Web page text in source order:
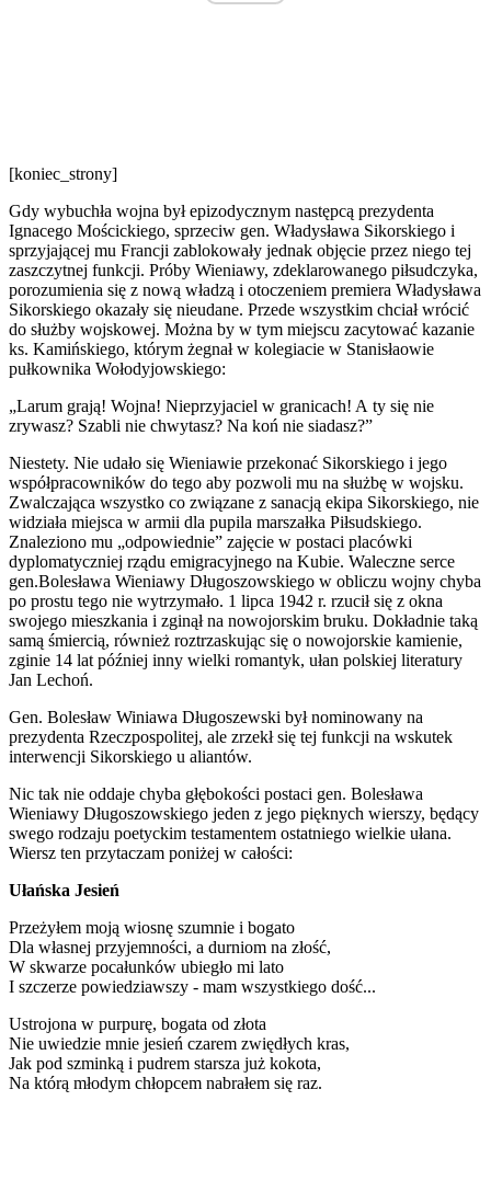
[koniec_strony]
Gdy wybuchła wojna był epizodycznym następcą prezydenta
Ignacego Mościckiego, sprzeciw gen. Władysława Sikorskiego i
sprzyjającej mu Francji zablokowały jednak objęcie przez niego tej
zaszczytnej funkcji. Próby Wieniawy, zdeklarowanego piłsudczyka,
porozumienia się z nową władzą i otoczeniem premiera Władysława
Sikorskiego okazały się nieudane. Przede wszystkim chciał wrócić
do służby wojskowej. Można by w tym miejscu zacytować kazanie
ks. Kamińskiego, którym żegnał w kolegiacie w Stanisłaowie
pułkownika Wołodyjowskiego:
„Larum grają! Wojna! Nieprzyjaciel w granicach! A ty się nie
zrywasz? Szabli nie chwytasz? Na koń nie siadasz?”
Niestety. Nie udało się Wieniawie przekonać Sikorskiego i jego
współpracowników do tego aby pozwoli mu na służbę w wojsku.
Zwalczająca wszystko co związane z sanacją ekipa Sikorskiego, nie
widziała miejsca w armii dla pupila marszałka Piłsudskiego.
Znaleziono mu „odpowiednie” zajęcie w postaci placówki
dyplomatyczniej rządu emigracyjnego na Kubie. Waleczne serce
gen.Bolesława Wieniawy Długoszowskiego w obliczu wojny chyba
po prostu tego nie wytrzymało. 1 lipca 1942 r. rzucił się z okna
swojego mieszkania i zginął na nowojorskim bruku. Dokładnie taką
samą śmiercią, również roztrzaskując się o nowojorskie kamienie,
zginie 14 lat później inny wielki romantyk, ułan polskiej literatury
Jan Lechoń.
Gen. Bolesław Winiawa Długoszewski był nominowany na
prezydenta Rzeczpospolitej, ale zrzekł się tej funkcji na wskutek
interwencji Sikorskiego u aliantów.
Nic tak nie oddaje chyba głębokości postaci gen. Bolesława
Wieniawy Długoszowskiego jeden z jego pięknych wierszy, będący
swego rodzaju poetyckim testamentem ostatniego wielkie ułana.
Wiersz ten przytaczam poniżej w całości:
Ułańska Jesień
Przeżyłem moją wiosnę szumnie i bogato
Dla własnej przyjemności, a durniom na złość,
W skwarze pocałunków ubiegło mi lato
I szczerze powiedziawszy - mam wszystkiego dość...
Ustrojona w purpurę, bogata od złota
Nie uwiedzie mnie jesień czarem zwiędłych kras,
Jak pod szminką i pudrem starsza już kokota,
Na którą młodym chłopcem nabrałem się raz.